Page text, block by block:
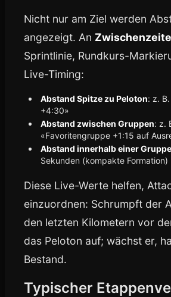
Nicht nur am Ziel werden
angezeigt. An
Sprintlinie, Rundkurs-
Live-Timing:
Abstand Spitze zu Peloton: z.
+4:30»
Abstand zwischen Gruppen: z.
«Favoritengruppe +1:15 auf
Abstand innerhalb einer Gruppe
Sekunden (kompakte Formation)
Diese Live-Werte helfen,
einzuordnen: Schrumpft der
den letzten Kilometern vor
das Peloton auf; wächst er,
Bestand.
Typischer